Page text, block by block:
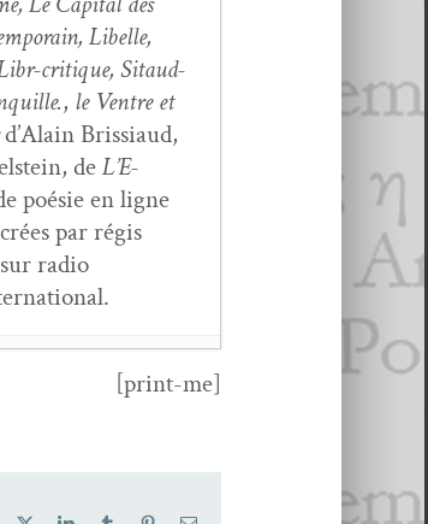
Libelle,
Libr-cri­tique, Sitaud­
, le Ven­tre et
d’Alain Bris­si­aud,
deL’E­
poésie en ligne
par régis
radio
[print-me]